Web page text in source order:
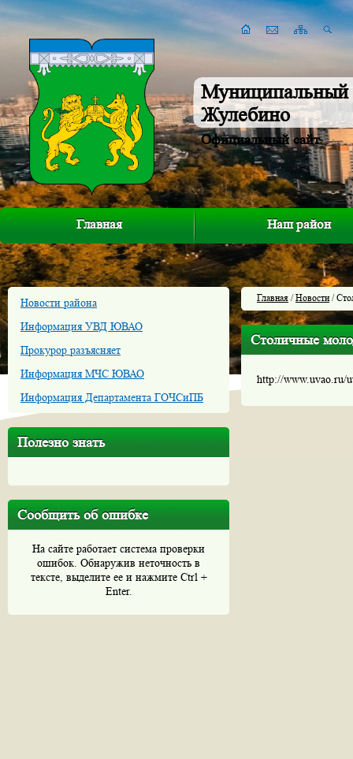
Муниципальный
Жулебино
Официальный сайт
Главная Наш район
Новости района
Информация УВД ЮВАО
Прокурор разъясняет
Информация МЧС ЮВАО
Информация Департамента ГОЧСиПБ
Полезно знать
Сообщить об ошибке
На сайте работает система проверки
ошибок. Обнаружив неточность в
тексте, выделите ее и нажмите Ctrl +
Enter.
Главная /Новости/
Столичные
http://www.uvao.ru/